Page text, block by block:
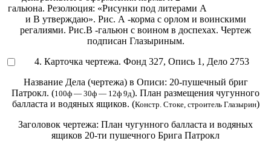
гальюна. Резолюция: «Рисунки под литерами А
и В утверждаю». Рис. А -корма с орлом и воинскими
регалиями. Рис.В -гальюн с воином в доспехах. Чертеж
подписан Глазыриным.
4. Карточка чертежа. Фонд 327, Опись 1, Дело 2753
Название Дела (чертежа) в Описи: 20-пушечный бриг
Патрокл. (100ф — 30ф — 12ф 9д). План размещения чугунного
балласта и водяных ящиков. (Констр. Стоке, строитель Глазырин)
Заголовок чертежа: План чугунного балласта и водяных
ящиков 20-ти пушечного Брига Патрокл